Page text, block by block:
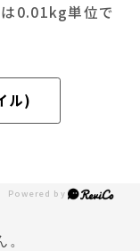
0.01kg単位で
ル)